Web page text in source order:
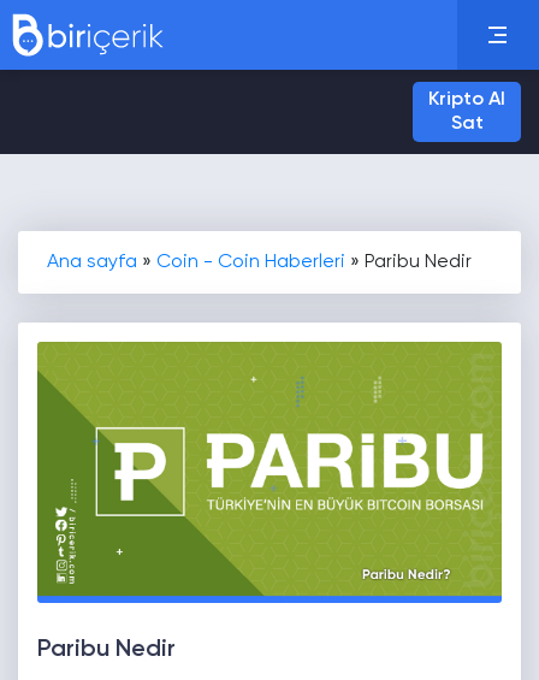
Kripto Al
Sat
Ana sayfa » Coin - Coin Haberleri » Paribu Nedir
Paribu Nedir